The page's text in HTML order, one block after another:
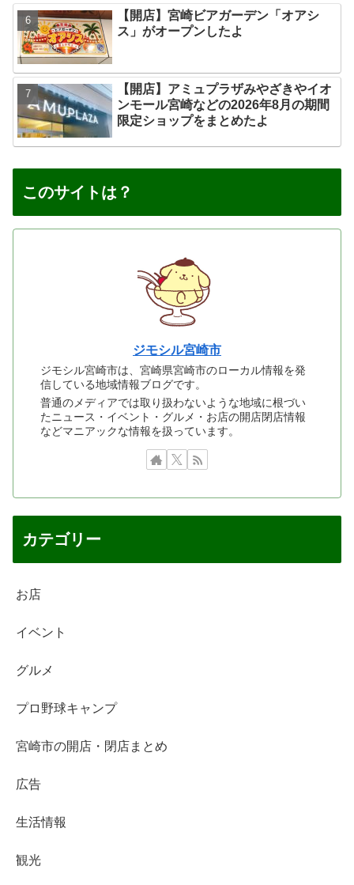
【開店】宮崎ビアガーデン「オアシ
ス」がオープンしたよ
【開店】アミュプラザみやざきやイオ
ンモール宮崎などの2026年8月の期間
限定ショップをまとめたよ
このサイトは？
ジモシル宮崎市
ジモシル宮崎市は、宮崎県宮崎市のローカル情報を発
信している地域情報ブログです。
普通のメディアでは取り扱わないような地域に根づい
たニュース・イベント・グルメ・お店の開店閉店情報
などマニアックな情報を扱っています。
カテゴリー
お店
イベント
グルメ
プロ野球キャンプ
宮崎市の開店・閉店まとめ
広告
生活情報
観光